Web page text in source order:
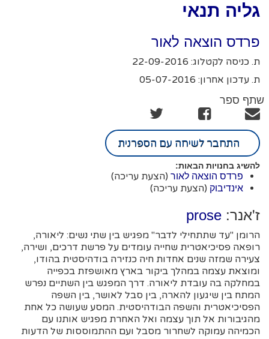
גליה תנאי
פרדס הוצאה לאור
ת. כניסה לקטלוג: 22-09-2016
ת. עדכון אחרון: 05-07-2016
שתף ספר
התחבר לשיחה עם הספרנית
להשיג בחנויות הבאות:
פרדס הוצאה לאור (הצעת עריכה)
אינדיבוק (הצעת עריכה)
ז'אנר: prose
הרומן "עד שתתחילי לדבר" מפגיש בין שתי נשים: ליאורה,
רופאה פסיכיאטרית שחייה עומדים על פרשת דרכים, ושירה,
צעירה שמזה שנים אחדות חיה כנזירה בודהיסטית בהודו,
ומוצאת עצמה במהלך ביקור בארץ מאושפזת בכפייה
במחלקה בה עובדת ליאורה. דרך המפגש בין השתיים נפרש
המתח בין שיגעון להארה, בין סבל לאושר, בין השפה
הפסיכיאטרית והשפה הבודהיסטית. המסע שעושה כל אחת
מהגיבורות אל תוך עצמה ואל האחרת מפגיש אותנו עם
הכמיהה עמוקה לשחרור מסבל ועם ההתמוססות של הדעות